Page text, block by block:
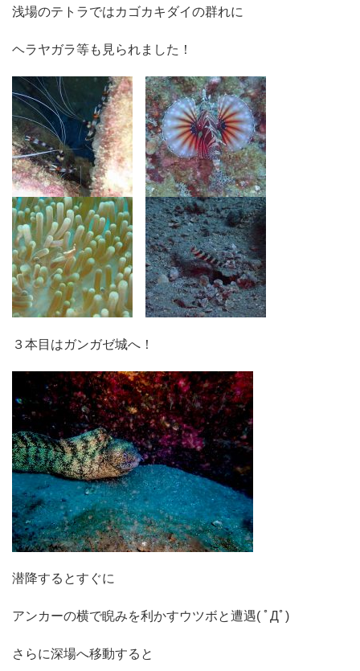
浅場のテトラではカゴカキダイの群れに
ヘラヤガラ等も見られました！
３本目はガンガゼ城へ！
潜降するとすぐに
アンカーの横で睨みを利かすウツボと遭遇( ﾟДﾟ)
さらに深場へ移動すると